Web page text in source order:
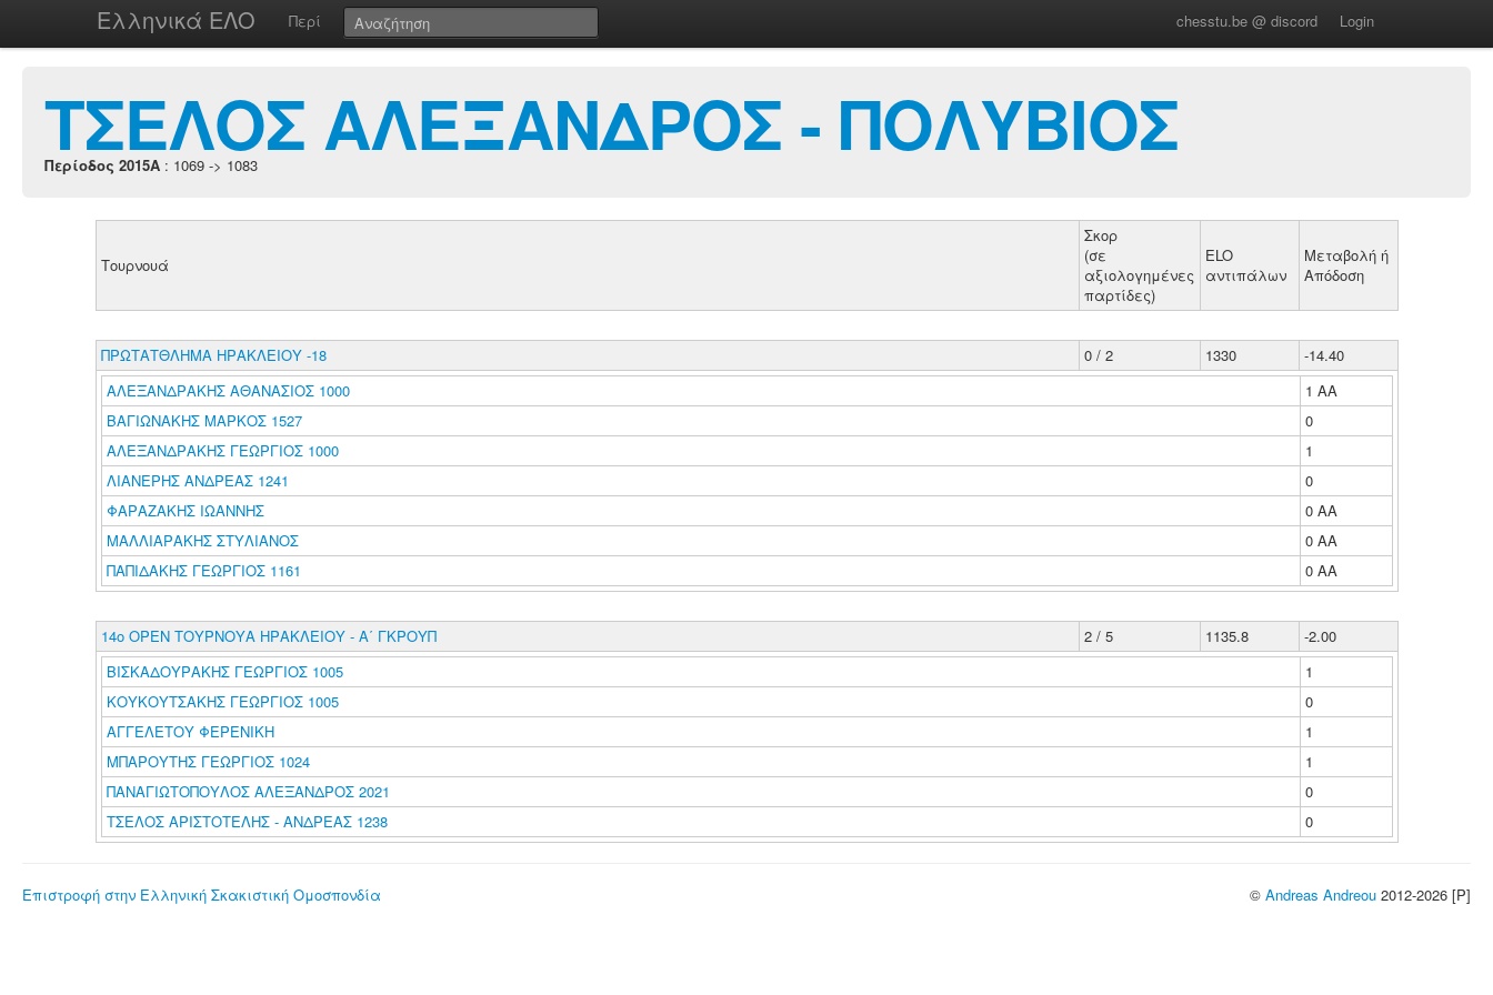
Ελληνικά ΕΛΟ Περί chesstu.be @ discord Login
ΤΣΕΛΟΣ ΑΛΕΞΑΝΔΡΟΣ - ΠΟΛΥΒΙΟΣ
Περίοδος 2015A : 1069 -> 1083
Τουρνουά
Σκορ
(σε
αξιολογημένες
παρτίδες)
ELO
αντιπάλων
Μεταβολή ή
Απόδοση
ΠΡΩΤΑΤΘΛΗΜΑ ΗΡΑΚΛΕΙΟΥ -18 0 / 2 1330
-14.40
ΑΛΕΞΑΝΔΡΑΚΗΣ ΑΘΑΝΑΣΙΟΣ 1000
1 ΑΑ
ΒΑΓΙΩΝΑΚΗΣ ΜΑΡΚΟΣ 1527
0
ΑΛΕΞΑΝΔΡΑΚΗΣ ΓΕΩΡΓΙΟΣ 1000
1
ΛΙΑΝΕΡΗΣ ΑΝΔΡΕΑΣ 1241
0
ΦΑΡΑΖΑΚΗΣ ΙΩΑΝΝΗΣ
0 ΑΑ
ΜΑΛΛΙΑΡΑΚΗΣ ΣΤΥΛΙΑΝΟΣ
0 ΑΑ
ΠΑΠΙΔΑΚΗΣ ΓΕΩΡΓΙΟΣ 1161
0 ΑΑ
14o OPEN ΤΟΥΡΝΟΥΑ ΗΡΑΚΛΕΙΟΥ - Α΄ ΓΚΡΟΥΠ 2 / 5 1135.8
-2.00
ΒΙΣΚΑΔΟΥΡΑΚΗΣ ΓΕΩΡΓΙΟΣ 1005
1
ΚΟΥΚΟΥΤΣΑΚΗΣ ΓΕΩΡΓΙΟΣ 1005
0
ΑΓΓΕΛΕΤΟΥ ΦΕΡΕΝΙΚΗ
1
ΜΠΑΡΟΥΤΗΣ ΓΕΩΡΓΙΟΣ 1024
1
ΠΑΝΑΓΙΩΤΟΠΟΥΛΟΣ ΑΛΕΞΑΝΔΡΟΣ 2021
0
ΤΣΕΛΟΣ ΑΡΙΣΤΟΤΕΛΗΣ - ΑΝΔΡΕΑΣ 1238
0
Επιστροφή στην Ελληνική Σκακιστική Ομοσπονδία © Andreas Andreou 2012-2026 [P]